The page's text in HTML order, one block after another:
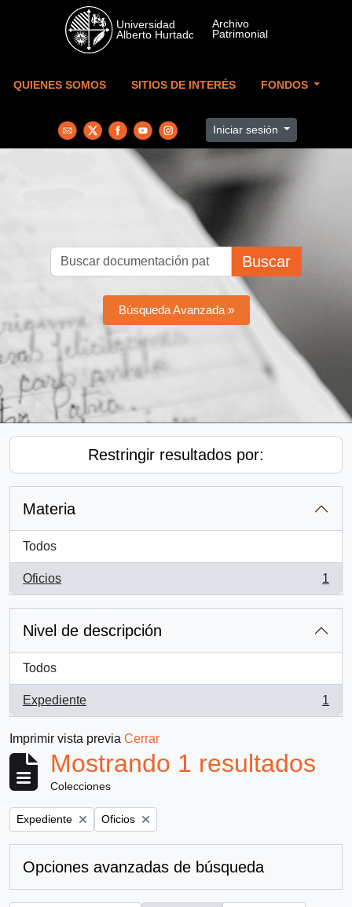
Skip to main content
QUIENES SOMOS SITIOS DE INTERÉS FONDOS
Iniciar sesión
Buscar
Búsqueda Avanzada »
Restringir resultados por:
Materia
Todos
Oficios
, 1 resultados
1
Nivel de descripción
Todos
Expediente
, 1 resultados
1
Imprimir vista previa Cerrar
Mostrando 1 resultados
Colecciones
Remove filter:
Expediente Remove filter:
Oficios
Opciones avanzadas de búsqueda